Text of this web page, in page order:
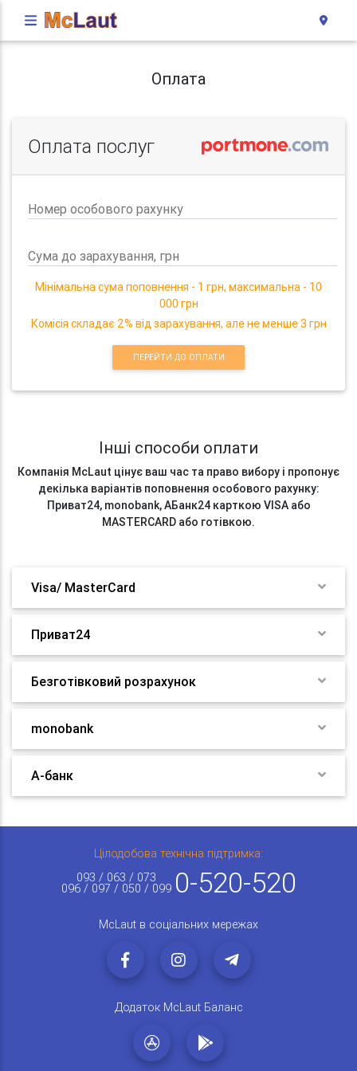
Оплата
Оплата послуг
Номер особового рахунку
Сума до зарахування, грн
Мінімальна сума поповнення - 1 грн, максимальна - 10
000 грн
Комісія складає 2% від зарахування, але не менше 3 грн
ПЕРЕЙТИ ДО ОПЛАТИ
Інші способи оплати
Компанія McLaut цінує ваш час та право вибору і пропонує
декілька варіантів поповнення особового рахунку:
Приват24, monobank, АБанк24 карткою VISA або
MASTERCARD або готівкою.
Visa/ MasterCard
Приват24
Безготівковий розрахунок
monobank
А-банк
Цілодобова технічна підтримка:
093 / 063 / 073
096 / 097 / 050 / 099 0-520-520
McLaut в соціальних мережах
Додаток McLaut Баланс